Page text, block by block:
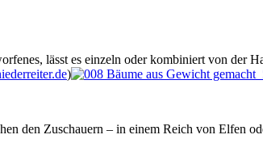
lässt es einzeln oder kombiniert von der
)
den Zuschauern – in einem Reich von Elfen